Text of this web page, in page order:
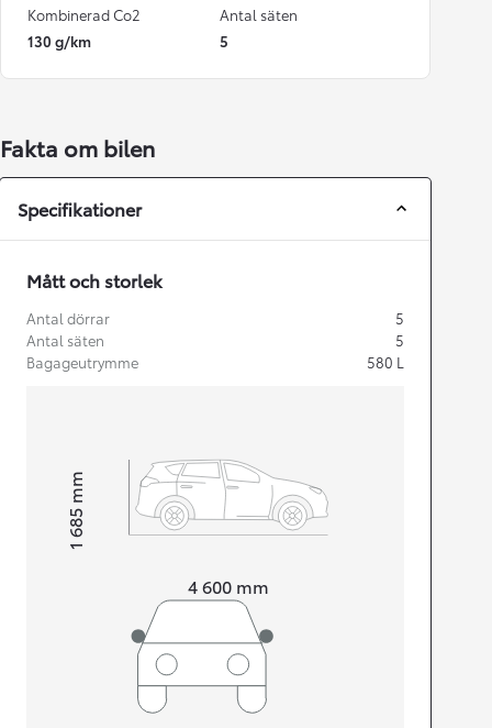
Kombinerad Co2
130 g/km
Antal säten
5
Fakta om bilen
Specifikationer
Mått och storlek
Antal dörrar
5
Antal säten
5
Bagageutrymme
580 L
4 600 mm
Height1 685
mm